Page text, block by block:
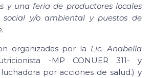
y una feria de productores locales
social y/o ambiental y puestos de
organizadas por la Lic. Anabella
-MP CONUER 311- y
por acciones de salud.) y